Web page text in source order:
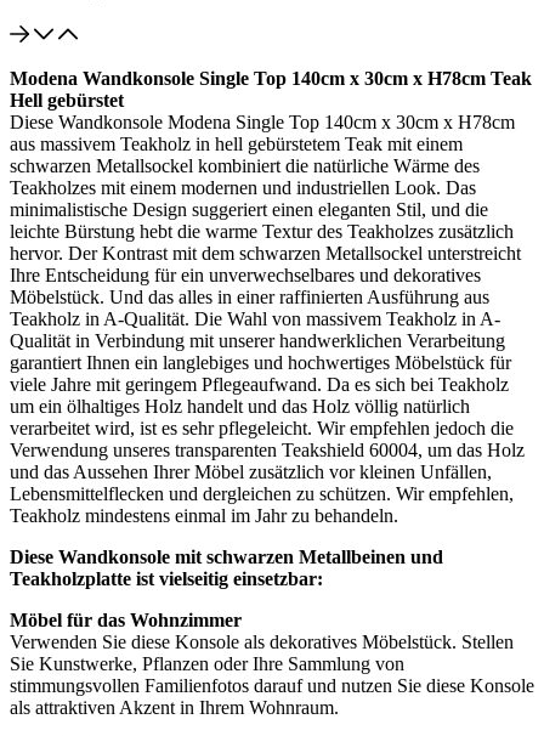
Modena Wandkonsole Single Top 140cm x 30cm x H78cm Teak
Hell gebürstet
Diese Wandkonsole Modena Single Top 140cm x 30cm x H78cm
aus massivem Teakholz in hell gebürstetem Teak mit einem
schwarzen Metallsockel kombiniert die natürliche Wärme des
Teakholzes mit einem modernen und industriellen Look. Das
minimalistische Design suggeriert einen eleganten Stil, und die
leichte Bürstung hebt die warme Textur des Teakholzes zusätzlich
hervor. Der Kontrast mit dem schwarzen Metallsockel unterstreicht
Ihre Entscheidung für ein unverwechselbares und dekoratives
Möbelstück. Und das alles in einer raffinierten Ausführung aus
Teakholz in A-Qualität. Die Wahl von massivem Teakholz in A-
Qualität in Verbindung mit unserer handwerklichen Verarbeitung
garantiert Ihnen ein langlebiges und hochwertiges Möbelstück für
viele Jahre mit geringem Pflegeaufwand. Da es sich bei Teakholz
um ein ölhaltiges Holz handelt und das Holz völlig natürlich
verarbeitet wird, ist es sehr pflegeleicht. Wir empfehlen jedoch die
Verwendung unseres transparenten Teakshield 60004, um das Holz
und das Aussehen Ihrer Möbel zusätzlich vor kleinen Unfällen,
Lebensmittelflecken und dergleichen zu schützen. Wir empfehlen,
Teakholz mindestens einmal im Jahr zu behandeln.
Diese Wandkonsole mit schwarzen Metallbeinen und
Teakholzplatte ist vielseitig einsetzbar:
Möbel für das Wohnzimmer
Verwenden Sie diese Konsole als dekoratives Möbelstück. Stellen
Sie Kunstwerke, Pflanzen oder Ihre Sammlung von
stimmungsvollen Familienfotos darauf und nutzen Sie diese Konsole
als attraktiven Akzent in Ihrem Wohnraum.